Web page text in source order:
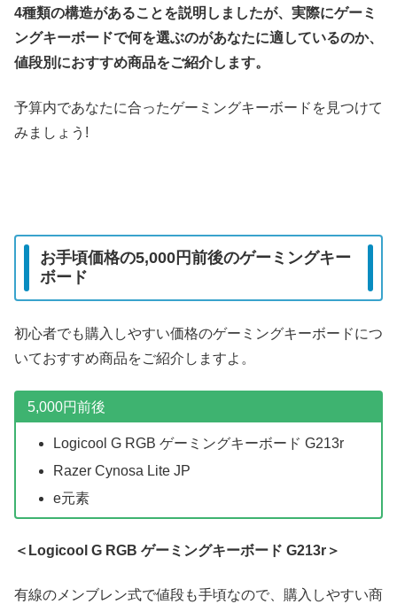
4種類の構造があることを説明しましたが、実際にゲーミ
ングキーボードで何を選ぶのがあなたに適しているのか、
値段別におすすめ商品をご紹介します。
予算内であなたに合ったゲーミングキーボードを見つけて
みましょう!
お手頃価格の5,000円前後のゲーミングキー
ボード
初心者でも購入しやすい価格のゲーミングキーボードにつ
いておすすめ商品をご紹介しますよ。
5,000円前後
Logicool G RGB ゲーミングキーボード G213r
Razer Cynosa Lite JP
e元素
＜Logicool G RGB ゲーミングキーボード G213r＞
有線のメンブレン式で値段も手頃なので、購入しやすい商